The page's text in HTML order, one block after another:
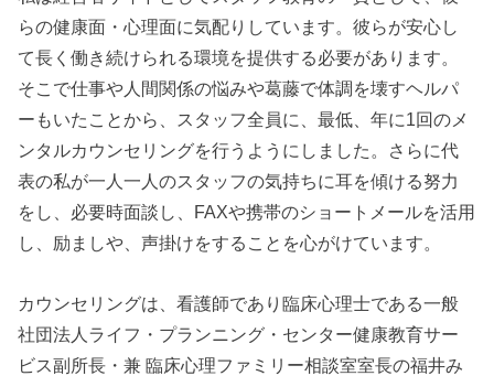
らの健康面・心理面に気配りしています。彼らが安心し
て長く働き続けられる環境を提供する必要があります。
そこで仕事や人間関係の悩みや葛藤で体調を壊すヘルパ
ーもいたことから、スタッフ全員に、最低、年に1回のメ
ンタルカウンセリングを行うようにしました。さらに代
表の私が一人一人のスタッフの気持ちに耳を傾ける努力
をし、必要時面談し、FAXや携帯のショートメールを活用
し、励ましや、声掛けをすることを心がけています。
カウンセリングは、看護師であり臨床心理士である一般
社団法人ライフ・プランニング・センター健康教育サー
ビス副所長・兼 臨床心理ファミリー相談室室長の福井み